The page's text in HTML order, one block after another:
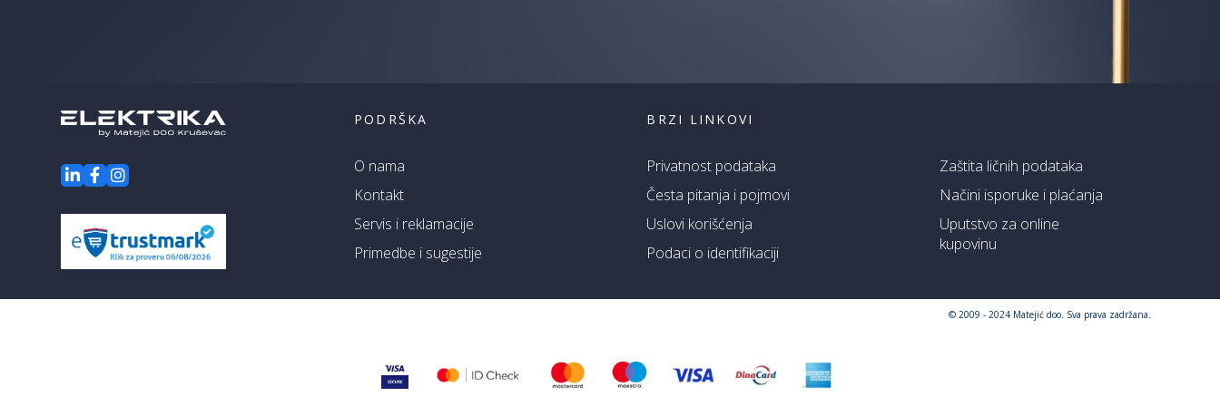
PODRŠKA
O nama
Kontakt
Servis i reklamacije
Primedbe i sugestije
BRZI LINKOVI
Privatnost podataka
Česta pitanja i pojmovi
Uslovi korišćenja
Podaci o identifikaciji
Zaštita ličnih podataka
Načini isporuke i plaćanja
Uputstvo za online
kupovinu
© 2009 - 2024 Matejić doo. Sva prava zadržana.